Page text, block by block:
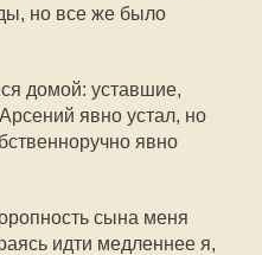
но все же было
домой: уставшие,
явно устал, но
явно
сына меня
идти медленнее я,